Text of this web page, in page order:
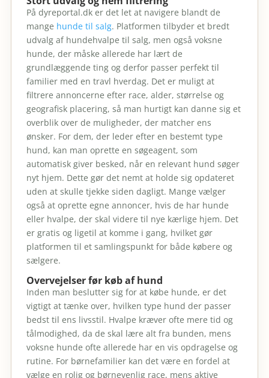
På dyreportal.dk er det let at navigere blandt de
mange hunde til salg. Platformen tilbyder et bredt
udvalg af hundehvalpe til salg, men også voksne
hunde, der måske allerede har lært de
grundlæggende ting og derfor passer perfekt til
familier med en travl hverdag. Det er muligt at
filtrere annoncerne efter race, alder, størrelse og
geografisk placering, så man hurtigt kan danne sig et
overblik over de muligheder, der matcher ens
ønsker. For dem, der leder efter en bestemt type
hund, kan man oprette en søgeagent, som
automatisk giver besked, når en relevant hund søger
nyt hjem. Dette gør det nemt at holde sig opdateret
uden at skulle tjekke siden dagligt. Mange vælger
også at oprette egne annoncer, hvis de har hunde
eller hvalpe, der skal videre til nye kærlige hjem. Det
er gratis og ligetil at komme i gang, hvilket gør
platformen til et samlingspunkt for både købere og
sælgere.
Overvejelser før køb af hund
Inden man beslutter sig for at købe hunde, er det
vigtigt at tænke over, hvilken type hund der passer
bedst til ens livsstil. Hvalpe kræver ofte mere tid og
tålmodighed, da de skal lære alt fra bunden, mens
voksne hunde ofte allerede har en vis opdragelse og
rutine. For børnefamilier kan det være en fordel at
vælge en rolig og børnevenlig race, mens aktive